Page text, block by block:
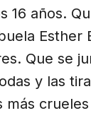
16 años.
Esther
Que se
y las
más